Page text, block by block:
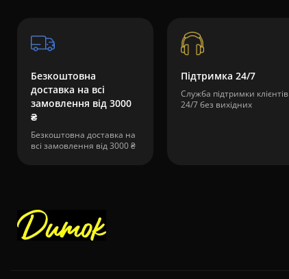
Безкоштовна
доставка на всі
замовлення від 3000
₴
Безкоштовна доставка на
всі замовлення від 3000 ₴
Підтримка 24/7
Служба підтримки клієнтів
24/7 без вихідних